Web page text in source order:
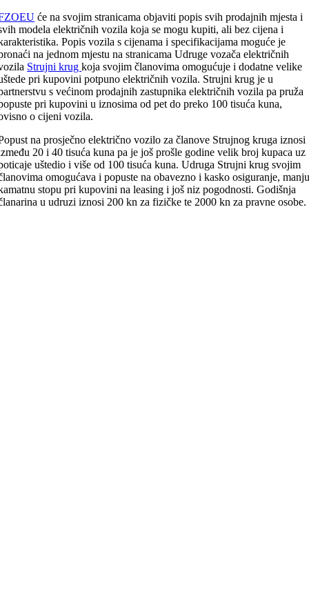
će na svojim stranicama objaviti popis svih prodajnih mjesta i
modela električnih vozila koja se mogu kupiti, ali bez cijena i
Popis vozila s cijenama i specifikacijama moguće je
na jednom mjestu na stranicama Udruge vozača električnih
Strujni krugkoja svojim članovima omogućuje i dodatne velike
pri kupovini potpuno električnih vozila. Strujni krug je u
s većinom prodajnih zastupnika električnih vozila pa pruža
pri kupovini u iznosima od pet do preko 100 tisuća kuna,
o cijeni vozila.
na prosječno električno vozilo za članove Strujnog kruga iznosi
20 i 40 tisuća kuna pa je još prošle godine velik broj kupaca uz
uštedio i više od 100 tisuća kuna. Udruga Strujni krug svojim
omogućava i popuste na obavezno i kasko osiguranje,
stopu pri kupovini na leasing i još niz pogodnosti. Godišnja
u udruzi iznosi 200 kn za fizičke te 2000 kn za pravne osobe.